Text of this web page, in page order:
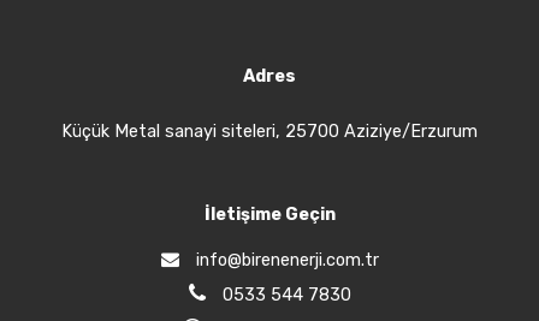
Adres
Küçük Metal sanayi siteleri, 25700 Aziziye/Erzurum
İletişime Geçin
info@birenenerji.com.tr
0533 544 7830